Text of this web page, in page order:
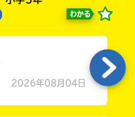
わかる
2026年08月04日